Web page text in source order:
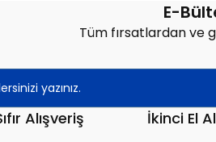
E-
Tüm fırsatlardan ve
Alışveriş İkinci El